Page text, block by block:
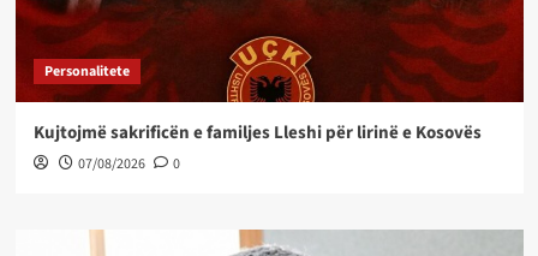
Personalitete
Kujtojmë sakrificën e familjes Lleshi për lirinë e Kosovës
07/08/2026 0